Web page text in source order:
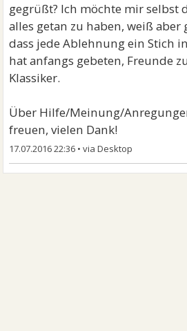
gegrüßt? Ich möchte mir selbst
alles getan zu haben, weiß aber
dass jede Ablehnung ein Stich
hat anfangs gebeten, Freunde
Klassiker.
Über Hilfe/Meinung/
freuen, vielen Dank!
17.07.2016 22:36 •